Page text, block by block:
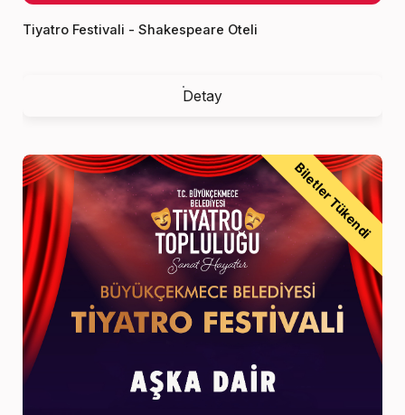
Tiyatro Festivali - Shakespeare Oteli
Detay
Biletler Tükendi